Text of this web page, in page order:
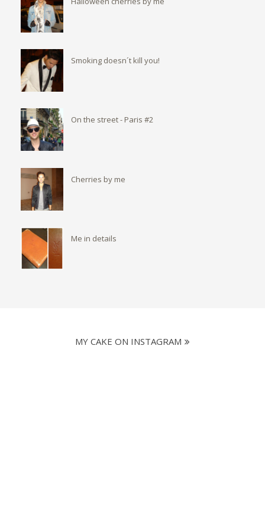
Smoking doesn´t kill you!
On the street - Paris #2
Cherries by me
Me in details
MY CAKE ON INSTAGRAM